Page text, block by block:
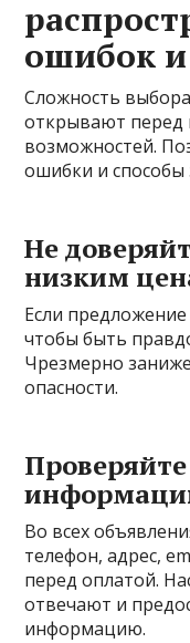
ошибок
Сложность
открывают
возможностей.
ошибки и
Не
низким
Если
чтобы быть
Чрезмерно
опасности.
Во всех
телефон, адрес,
перед оплатой.
отвечают и
информацию.